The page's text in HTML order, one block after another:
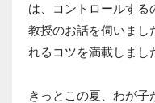
は、コントロールする
教授のお話を伺いまし
れるコツを満載しまし
きっとこの夏、わが子